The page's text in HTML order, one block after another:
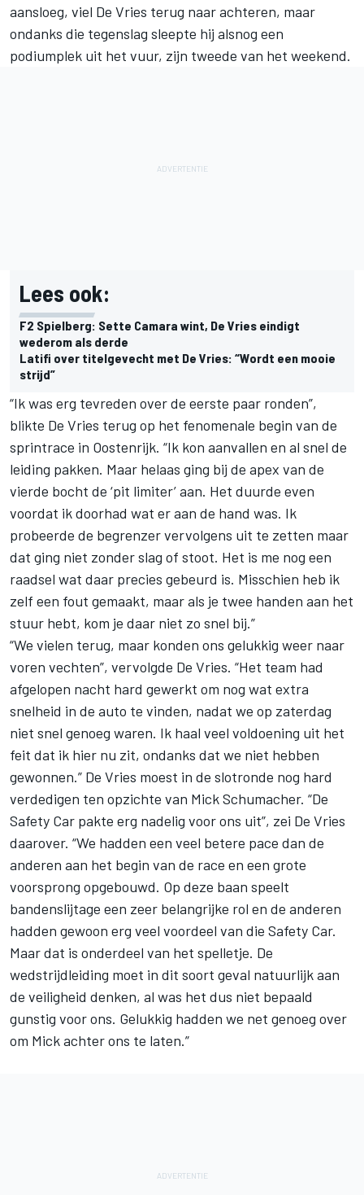
aansloeg, viel De Vries terug naar achteren, maar
ondanks die tegenslag sleepte hij alsnog een
podiumplek uit het vuur, zijn tweede van het weekend.
Lees ook:
F2 Spielberg: Sette Camara wint, De Vries eindigt
wederom als derde
Latifi over titelgevecht met De Vries: “Wordt een mooie
strijd”
“Ik was erg tevreden over de eerste paar ronden”,
blikte De Vries terug op het fenomenale begin van de
sprintrace in Oostenrijk. “Ik kon aanvallen en al snel de
leiding pakken. Maar helaas ging bij de apex van de
vierde bocht de ‘pit limiter’ aan. Het duurde even
voordat ik doorhad wat er aan de hand was. Ik
probeerde de begrenzer vervolgens uit te zetten maar
dat ging niet zonder slag of stoot. Het is me nog een
raadsel wat daar precies gebeurd is. Misschien heb ik
zelf een fout gemaakt, maar als je twee handen aan het
stuur hebt, kom je daar niet zo snel bij.”
“We vielen terug, maar konden ons gelukkig weer naar
voren vechten”, vervolgde De Vries. “Het team had
afgelopen nacht hard gewerkt om nog wat extra
snelheid in de auto te vinden, nadat we op zaterdag
niet snel genoeg waren. Ik haal veel voldoening uit het
feit dat ik hier nu zit, ondanks dat we niet hebben
gewonnen.” De Vries moest in de slotronde nog hard
verdedigen ten opzichte van Mick Schumacher. “De
Safety Car pakte erg nadelig voor ons uit”, zei De Vries
daarover. “We hadden een veel betere pace dan de
anderen aan het begin van de race en een grote
voorsprong opgebouwd. Op deze baan speelt
bandenslijtage een zeer belangrijke rol en de anderen
hadden gewoon erg veel voordeel van die Safety Car.
Maar dat is onderdeel van het spelletje. De
wedstrijdleiding moet in dit soort geval natuurlijk aan
de veiligheid denken, al was het dus niet bepaald
gunstig voor ons. Gelukkig hadden we net genoeg over
om Mick achter ons te laten.”